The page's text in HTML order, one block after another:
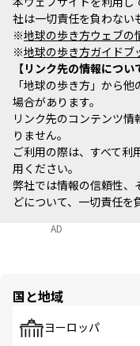
社は一切責任を負わない
※地球の歩き方ウェブの
※地球の歩き方ガイドブ
リンク先の情報につい
「地球の歩き方」から
場合があります。
リンク先のコンテンツ
りません。
ご利用の際は、すべて
用ください。
弊社では情報の信頼性、
どについて、一切責任を
AD
国と地域
ヨーロッパ